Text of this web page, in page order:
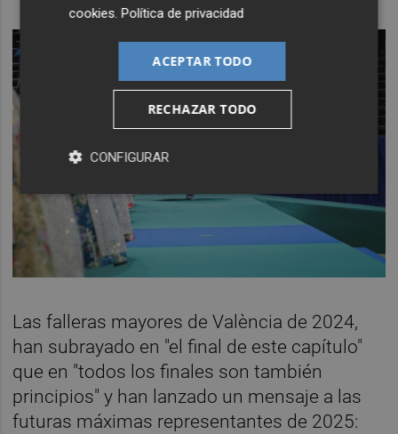
Las falleras mayores de València de 2024,
han subrayado en "el final de este capítulo"
que en "todos los finales son también
principios" y han lanzado un mensaje a las
futuras máximas representantes de 2025:
cookies .Política de privacidad
ACEPTAR TODO
RECHAZAR TODO
CONFIGURAR